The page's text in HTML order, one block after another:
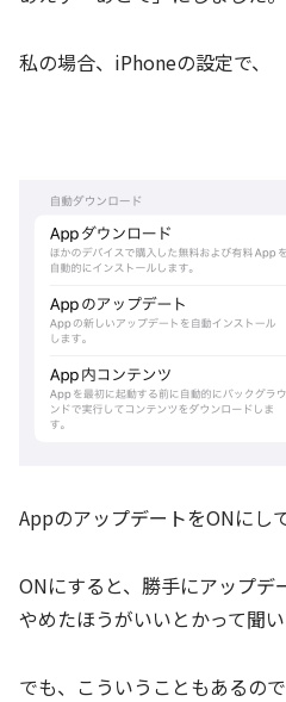
私の場合、iPhoneの設定で、
AppのアップデートをONにし
ONにすると、勝手にアップデ
やめたほうがいいとかって聞い
でも、こういうこともあるの